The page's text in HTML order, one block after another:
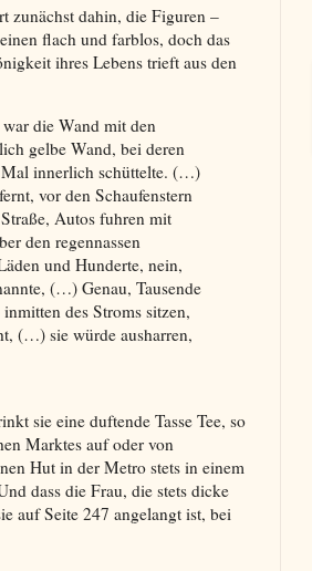
zunächst dahin, die Figuren –
flach und farblos, doch das
ihres Lebens trieft aus den
die Wand mit den
gelbe Wand, bei deren
innerlich schüttelte. (…)
vor den Schaufenstern
Autos fuhren mit
den regennassen
und Hunderte, nein,
(…) Genau, Tausende
des Stroms sitzen,
(…) sie würde ausharren,
sie eine duftende Tasse Tee, so
Marktes auf oder von
Hut in der Metro stets in einem
dass die Frau, die stets dicke
auf Seite 247 angelangt ist, bei